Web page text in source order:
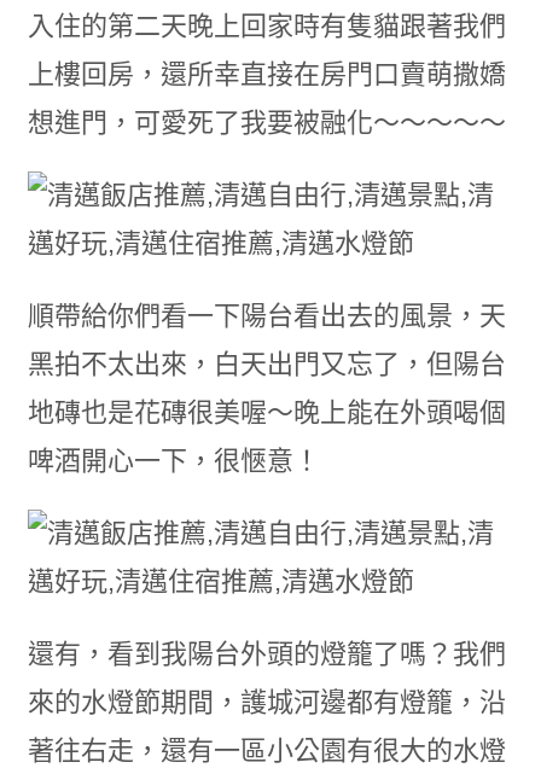
入住的第二天晚上回家時有隻貓跟著我們
上樓回房，還所幸直接在房門口賣萌撒嬌
想進門，可愛死了我要被融化～～～～～
順帶給你們看一下陽台看出去的風景，天
黑拍不太出來，白天出門又忘了，但陽台
地磚也是花磚很美喔～晚上能在外頭喝個
啤酒開心一下，很愜意！
還有，看到我陽台外頭的燈籠了嗎？我們
來的水燈節期間，護城河邊都有燈籠，沿
著往右走，還有一區小公園有很大的水燈